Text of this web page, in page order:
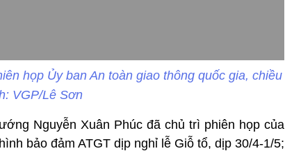
họp Ủy ban An toàn giao thông quốc gia, chiều
VGP/Lê Sơn
Nguyễn Xuân Phúc đã chủ trì phiên họp của
bảo đảm ATGT dịp nghỉ lễ Giỗ tổ, dịp 30/4-1/5;